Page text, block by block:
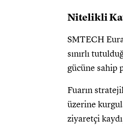
Nitelikli
SMTECH
sınırlı
gücüne sahip
Fuarın
üzerine
ziyaretçi